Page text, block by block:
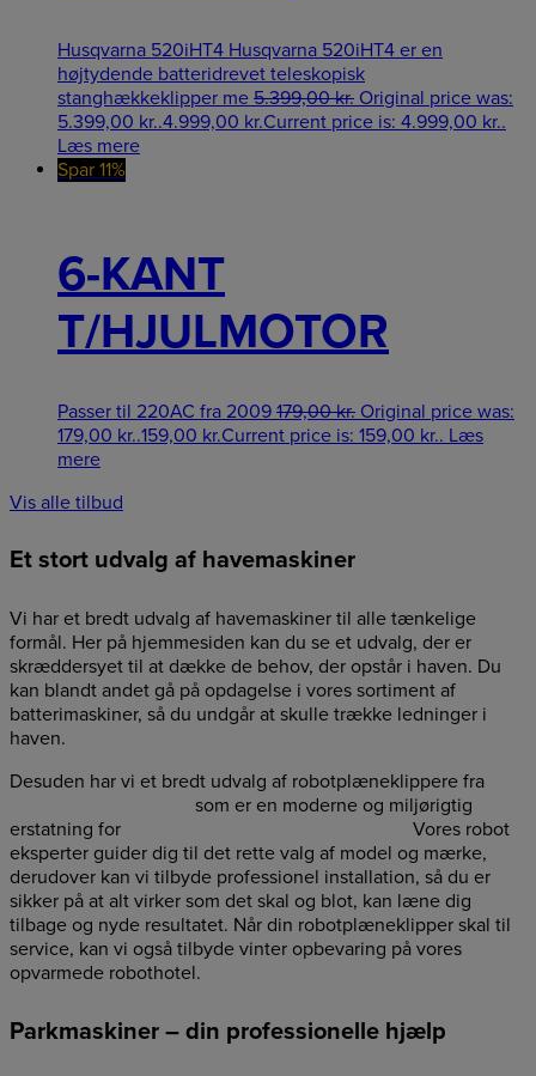
Husqvarna 520iHT4 Husqvarna 520iHT4 er en
højtydende batteridrevet teleskopisk
stanghækkeklipper me 5.399,00kr. Original price was:
5.399,00 kr..4.999,00 kr.Current price is: 4.999,00 kr..
Læs mere
Spar 11%
6-KANT
T/HJULMOTOR
Passer til 220AC fra 2009 179,00kr. Original price was:
179,00 kr..159,00 kr.Current price is: 159,00 kr.. Læs
mere
Vis alle tilbud
Et stort udvalg af havemaskiner
Vi har et bredt udvalg af havemaskiner til alle tænkelige
formål. Her på hjemmesiden kan du se et udvalg, der er
skræddersyet til at dække de behov, der opstår i haven. Du
kan blandt andet gå på opdagelse i vores sortiment af
batterimaskiner, så du undgår at skulle trække ledninger i
haven.
Desuden har vi et bredt udvalg af robotplæneklippere fra
som er en moderne og miljørigtig
erstatning for
Vores robot
eksperter guider dig til det rette valg af model og mærke,
derudover kan vi tilbyde professionel installation, så du er
sikker på at alt virker som det skal og blot, kan læne dig
tilbage og nyde resultatet. Når din robotplæneklipper skal til
service, kan vi også tilbyde vinter opbevaring på vores
opvarmede robothotel.
Parkmaskiner – din professionelle hjælp